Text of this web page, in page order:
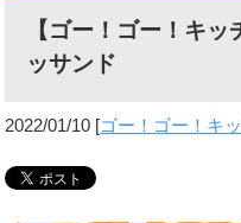
【ゴー！ゴー！キ
ッサンド
2022/01/10 [ゴー！ゴー！キ